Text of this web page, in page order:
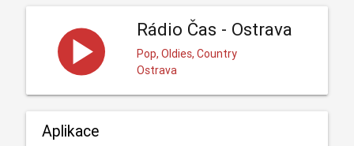
Rádio Čas - Ostrava
Pop, Oldies, Country
Ostrava
Aplikace